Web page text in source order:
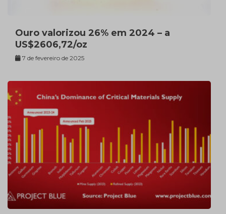
Ouro valorizou 26% em 2024 – a
US$2606,72/oz
7 de fevereiro de 2025